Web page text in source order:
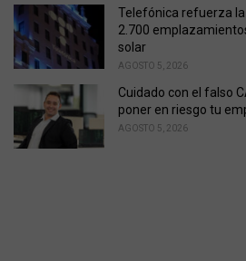
Telefónica refuerza
2.700
solar
AGOSTO 5, 2026
Cuidado con el falso
poner en riesgo tu
AGOSTO 5, 2026